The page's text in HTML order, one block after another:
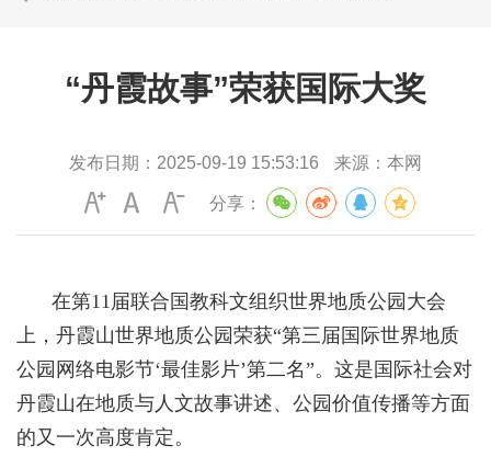
“丹霞故事”荣获国际大奖
发布日期： 2025-09-19 15:53:16 来源： 本网
分享：
在第11届联合国教科文组织世界地质公园大会
上，丹霞山世界地质公园荣获“第三届国际世界地质
公园网络电影节‘最佳影片’第二名”。这是国际社会对
丹霞山在地质与人文故事讲述、公园价值传播等方面
的又一次高度肯定。